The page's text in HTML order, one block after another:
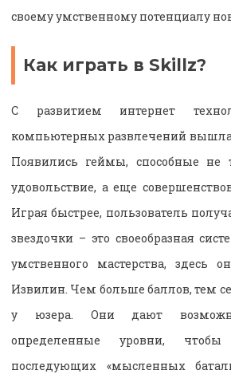
своему умственному потенциалу
Как играть в Skillz?
С развитием интернет
компьютерных развлечений
Появились геймы, способные не
удовольствие, а еще
Играя быстрее, пользователь
звездочки – это своеобразная
умственного мастерства, здесь
Извилин. Чем больше баллов, тем
у юзера. Они дают
определенные уровни,
последующих «мысленных